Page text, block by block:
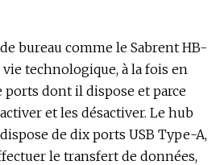
bureau comme le Sabrent HB-
technologique, à la fois en
dont il dispose et parce
et les désactiver. Le hub
de dix ports USB Type-A,
le transfert de données,